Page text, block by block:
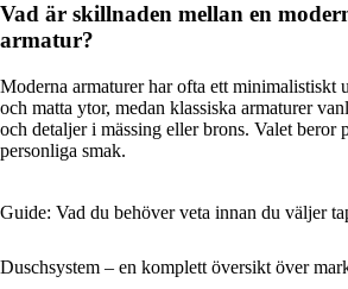
Vad är skillnaden mellan en
armatur?
Moderna armaturer har ofta ett minimalistiskt
och matta ytor, medan klassiska armaturer
och detaljer i mässing eller brons. Valet beror
personliga smak.
Guide: Vad du behöver veta innan du väljer
Duschsystem – en komplett översikt över